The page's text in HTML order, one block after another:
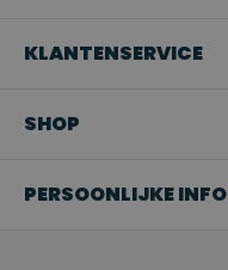
KLANTENSERVICE
SHOP
PERSOONLIJKE INFO